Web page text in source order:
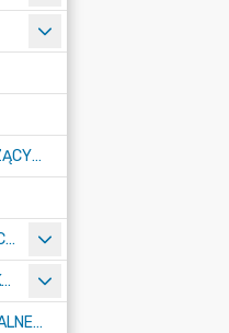
INFORMACJA DLA OSÓB NIESŁYSZĄCYCH
ŚRODOWISKOWY DOM SAMOPOMOCY "KONICZYNKA" W SUMINIE
KLUB DZIECIĘCY „POZIOMKA” W KIKOLE
INFORMACJE DOTYCZĄCE CENTRALNEGO PORTU KOMUNIKACYJNEGO